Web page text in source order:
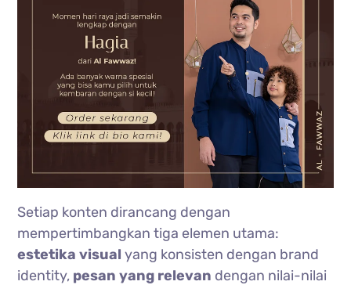
Setiap konten dirancang dengan
mempertimbangkan tiga elemen utama:
estetika visual yang konsisten dengan brand
identity, pesan yang relevan dengan nilai-nilai